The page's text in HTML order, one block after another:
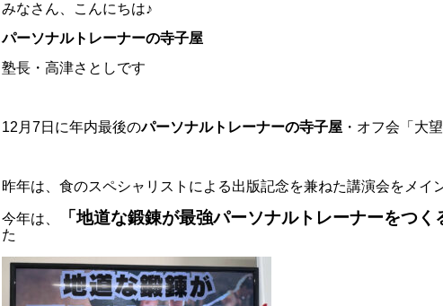
みなさん、こんにちは♪
パーソナルトレーナーの寺子屋
塾長・高津さとしです
12月7日に年内最後のパーソナルトレーナーの寺子屋・オフ会「大
昨年は、食のスペシャリストによる出版記念を兼ねた講演会をメイ
今年は、 「地道な鍛錬が最強パーソナルトレーナーをつく
た